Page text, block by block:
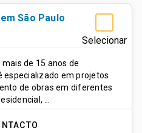
Selecionar
São Paulo
de 15 anos de
especializado em projetos
de obras em diferentes
…